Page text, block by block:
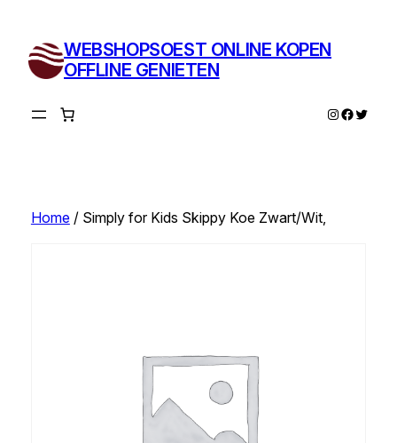
inhoud
WEBSHOPSOEST ONLINE KOPEN
OFFLINE GENIETEN
Instagram
Twitter
Home/ Simply for Kids Skippy Koe Zwart/Wit,